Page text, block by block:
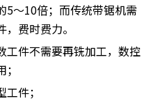
5～10倍；而传统带锯机需
费时费力。
工件不需要再铣加工，数控
件；